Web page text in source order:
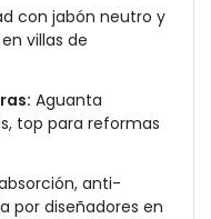
con jabón neutro y
villas de
Aguanta
top para reformas
anti-
por diseñadores en